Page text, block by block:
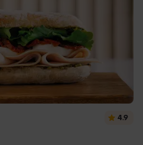
4.9